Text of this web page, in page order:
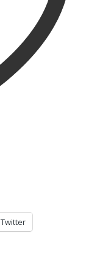
Twitter